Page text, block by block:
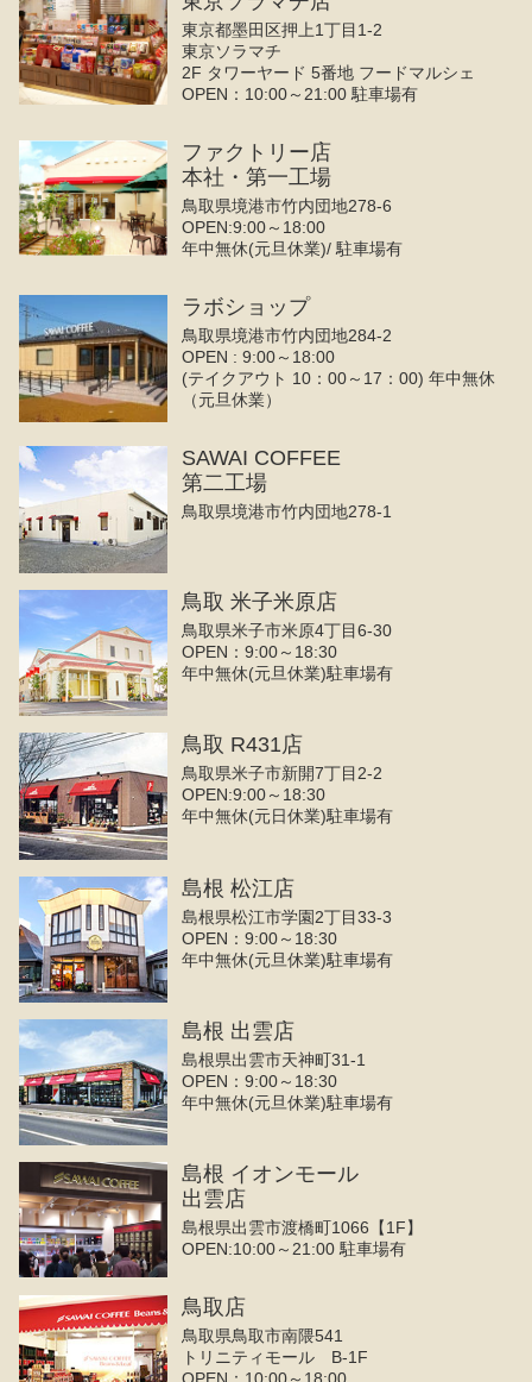
東京都墨田区押上1丁目1-2
東京ソラマチ
2F タワーヤード 5番地 フードマルシェ
OPEN：10:00～21:00 駐車場有
ファクトリー店
本社・第一工場
鳥取県境港市竹内団地278-6
OPEN:9:00～18:00
年中無休(元旦休業)/ 駐車場有
ラボショップ
鳥取県境港市竹内団地284-2
OPEN : 9:00～18:00
(テイクアウト 10：00～17：00) 年中無休
（元旦休業）
SAWAI COFFEE
第二工場
鳥取県境港市竹内団地278-1
鳥取 米子米原店
鳥取県米子市米原4丁目6-30
OPEN：9:00～18:30
年中無休(元旦休業)駐車場有
鳥取 R431店
鳥取県米子市新開7丁目2-2
OPEN:9:00～18:30
年中無休(元日休業)駐車場有
島根 松江店
島根県松江市学園2丁目33-3
OPEN：9:00～18:30
年中無休(元旦休業)駐車場有
島根 出雲店
島根県出雲市天神町31-1
OPEN：9:00～18:30
年中無休(元旦休業)駐車場有
島根 イオンモール
出雲店
島根県出雲市渡橋町1066【1F】
OPEN:10:00～21:00 駐車場有
鳥取店
鳥取県鳥取市南隈541
トリニティモール B-1F